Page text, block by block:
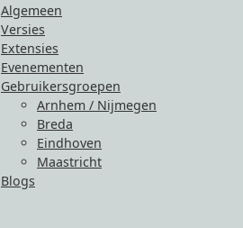
Algemeen
Versies
Extensies
Evenementen
Gebruikersgroepen
Arnhem / Nijmegen
Breda
Eindhoven
Maastricht
Blogs